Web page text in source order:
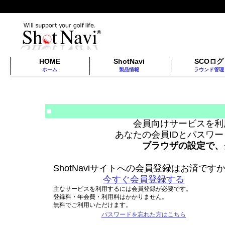
HOME
ホーム
ShotNavi
製品情報
SCOログ
ラウンド管理
■
会員向けサービスを
あなたの会員IDとパスワ
ブラウザの設定で
ShotNaviサイトへの会員登録はお済です
今すぐ会員登録する
主なサービスを利用するには会員登録が必要です。
登録料・年会費・利用料はかかりません。
無料でご利用いただけます。
パスワードを忘れた方はこちら